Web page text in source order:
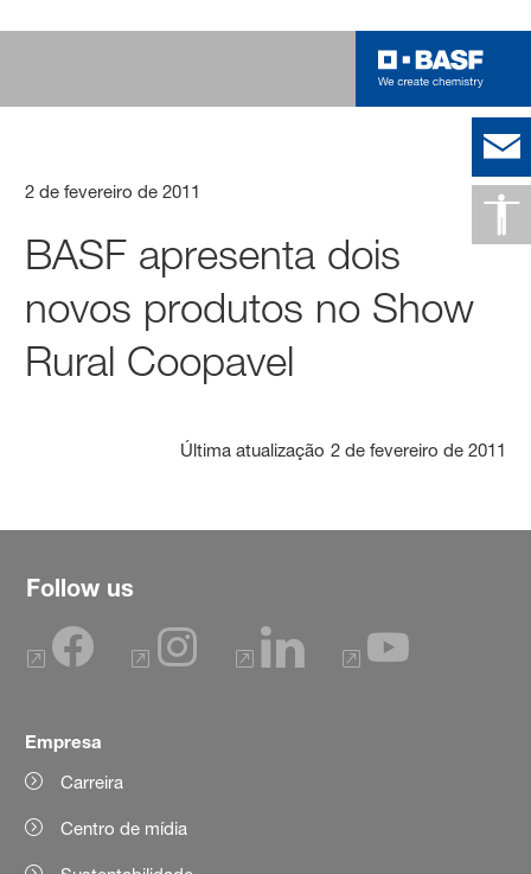
2 de fevereiro de 2011
BASF apresenta dois
novos produtos no Show
Rural Coopavel
Última atualização 2 de fevereiro de 2011
Follow us
Empresa
Carreira
Centro de mídia